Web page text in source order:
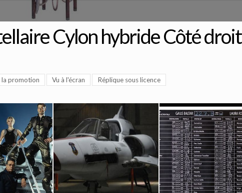
Cylon hybride Côté droit
la promotion Vu à l'écran Réplique sous licence